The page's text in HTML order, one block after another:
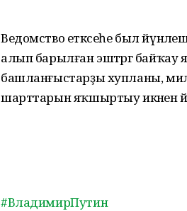
Ведомство етәксеһе был
алып барылған эштәргә
башланғыстарҙы хупланы,
шарттарын яҡшыртыу икәнен
#ВладимирПутин